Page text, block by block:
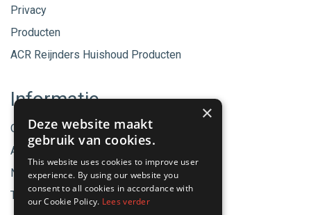
Privacy
Producten
ACR Reijnders Huishoud Producten
Informatie
Onze merken
Aanbiedingen
Nieuwe producten
Tips & Nieuws
×
Deze website maakt
gebruik van cookies.
This website uses cookies to improve user
experience. By using our website you
consent to all cookies in accordance with
our Cookie Policy. Lees verder